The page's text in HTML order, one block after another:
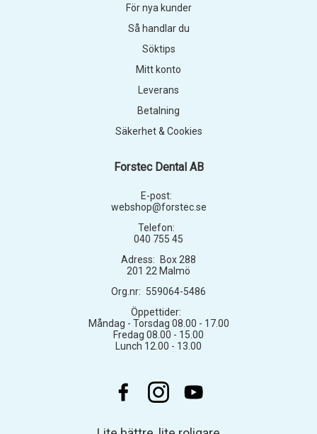
Forstec Dental AB
E-post:
webshop@forstec.se
Telefon:
040 755 45
Adress:
Box 288
201 22 Malmö
Org.nr: 559064-5486
Öppettider:
Måndag - Torsdag 08.00 - 17.00
Fredag 08.00 - 15.00
Lunch 12.00 - 13.00
För nya kunder
Så handlar du
Söktips
Mitt konto
Leverans
Betalning
Säkerhet & Cookies